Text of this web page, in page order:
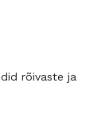
rõivaste ja